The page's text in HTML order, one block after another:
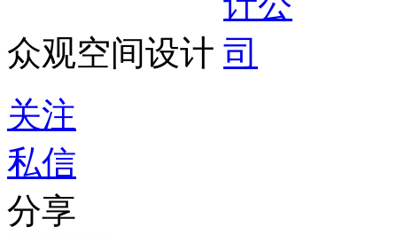
众观空间设计
关注
私信
分享